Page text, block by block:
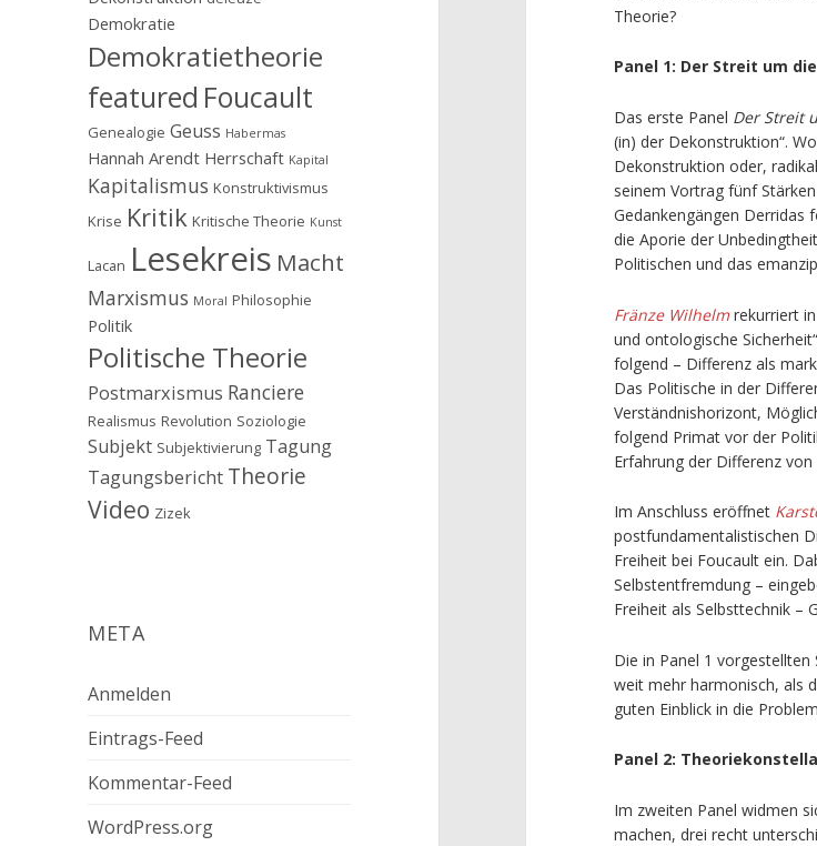
Demokratie
Demokratietheorie
featured Foucault
Genealogie Geuss Habermas
Hannah Arendt Herrschaft Kapital
Kapitalismus Konstruktivismus
Krise Kritik Kritische Theorie Kunst
Lacan Lesekreis Macht
Marxismus Moral Philosophie
Politik
Politische Theorie
Postmarxismus Ranciere
Realismus Revolution Soziologie
Subjekt Subjektivierung Tagung
Tagungsbericht Theorie
Video Zizek
META
Anmelden
Eintrags-Feed
Kommentar-Feed
WordPress.org
Theorie?
Panel 1: Der Streit um
Das erste Panel Der Streit
(in) der Dekonstruktion“.
Dekonstruktion oder,
seinem Vortrag fünf
Gedankengängen Derridas
die Aporie der
Politischen und das
Fränze Wilhelmrekurriert
und ontologische
folgend – Differenz als
Das Politische in der
Verständnishorizont,
folgend Primat vor der
Erfahrung der Differenz
Im Anschluss eröffnet
postfundamentalistischen
Freiheit bei Foucault ein.
Selbstentfremdung –
Freiheit als Selbsttechnik –
Die in Panel 1
weit mehr harmonisch, als
guten Einblick in die
Panel 2:
Im zweiten Panel widmen
machen, drei recht